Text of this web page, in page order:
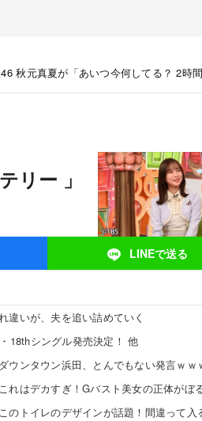
秋元真夏が「あいつ今何してる？ 2時
LINEで送る
違いが、夫を追い詰めていく
18thシングル発売決定！ 他